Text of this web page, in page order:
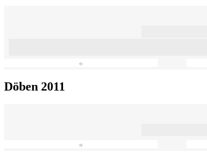
«
Döben 2011
«